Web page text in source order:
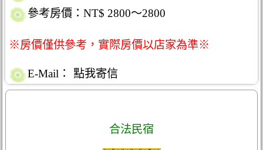
參考房價：NT$ 2800～2800
※房價僅供參考，實際房價以店家為準※
E-Mail： 點我寄信
合法民宿